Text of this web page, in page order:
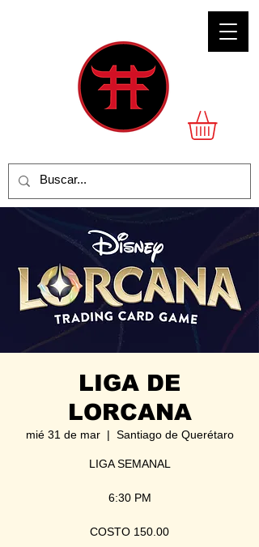
LIGA DE
LORCANA
mié 31 de mar
  |
Santiago de Querétaro
LIGA SEMANAL
6:30 PM
COSTO 150.00